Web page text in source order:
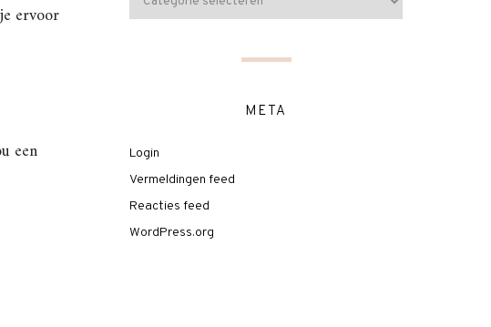
ervoor
een
META
Login
Vermeldingen feed
Reacties feed
WordPress.org